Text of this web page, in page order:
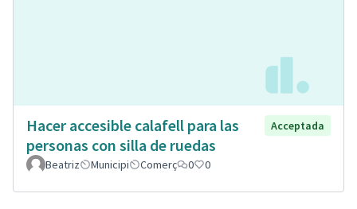
Hacer accesible calafell para las
personas con silla de ruedas
Acceptada
Beatriz Municipi Comerç 0 0